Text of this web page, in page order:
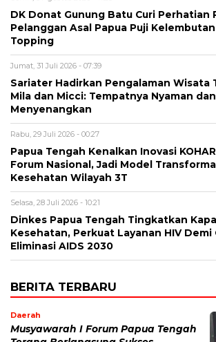
DK Donat Gunung Batu Curi Perhatian
Pelanggan Asal Papua Puji
Topping
Jumat, 31 Juli 2026 - 07:39
Sariater Hadirkan Pengalaman Wisata
Mila dan Micci: Tempatnya Nyaman
Menyenangkan
Rabu, 29 Juli 2026 - 00:27
Papua Tengah Kenalkan Inovasi
Forum Nasional, Jadi Model
Kesehatan Wilayah 3T
Selasa, 28 Juli 2026 - 10:21
Dinkes Papua Tengah Tingkatkan
Kesehatan, Perkuat Layanan HIV Demi
Eliminasi AIDS 2030
BERITA TERBARU
Daerah
Musyawarah I Forum Papua Tengah